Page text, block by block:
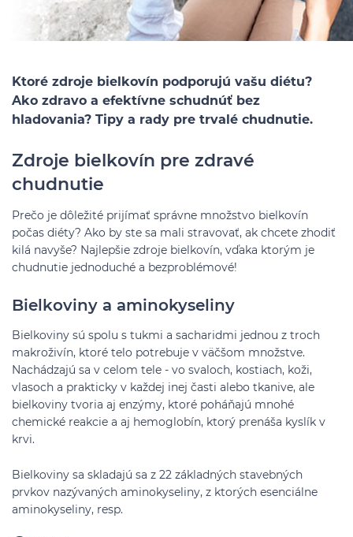
Ktoré zdroje bielkovín podporujú vašu diétu?
Ako zdravo a efektívne schudnúť bez
hladovania? Tipy a rady pre trvalé chudnutie.
Zdroje bielkovín pre zdravé
chudnutie
Prečo je dôležité prijímať správne množstvo bielkovín
počas diéty? Ako by ste sa mali stravovať, ak chcete zhodiť
kilá navyše? Najlepšie zdroje bielkovín, vďaka ktorým je
chudnutie jednoduché a bezproblémové!
Bielkoviny a aminokyseliny
Bielkoviny sú spolu s tukmi a sacharidmi jednou z troch
makroživín, ktoré telo potrebuje v väčšom množstve.
Nachádzajú sa v celom tele - vo svaloch, kostiach, koži,
vlasoch a prakticky v každej inej časti alebo tkanive, ale
bielkoviny tvoria aj enzýmy, ktoré poháňajú mnohé
chemické reakcie a aj hemoglobín, ktorý prenáša kyslík v
krvi.
Bielkoviny sa skladajú sa z 22 základných stavebných
prvkov nazývaných aminokyseliny, z ktorých esenciálne
aminokyseliny, resp.